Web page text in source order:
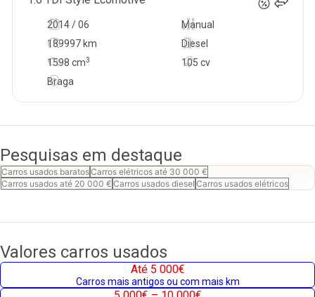
2014 / 06
Manual
189997 km
105 cv
Diesel
1598 cm3
Braga
Pesquisas em destaque
Carros usados baratosCarros elétricos até 30 000 €
Carros usados até 20 000 € Carros usados diesel Carros usados elétricos
Valores carros usados
Até 5 000€
Carros mais antigos ou com mais km